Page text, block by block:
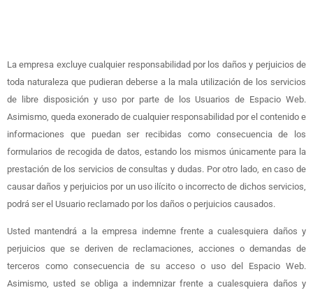
La empresa excluye cualquier responsabilidad por los daños y perjuicios de
toda naturaleza que pudieran deberse a la mala utilización de los servicios
de libre disposición y uso por parte de los Usuarios de Espacio Web.
Asimismo, queda exonerado de cualquier responsabilidad por el contenido e
informaciones que puedan ser recibidas como consecuencia de los
formularios de recogida de datos, estando los mismos únicamente para la
prestación de los servicios de consultas y dudas. Por otro lado, en caso de
causar daños y perjuicios por un uso ilícito o incorrecto de dichos servicios,
podrá ser el Usuario reclamado por los daños o perjuicios causados.
Usted mantendrá a la empresa indemne frente a cualesquiera daños y
perjuicios que se deriven de reclamaciones, acciones o demandas de
terceros como consecuencia de su acceso o uso del Espacio Web.
Asimismo, usted se obliga a indemnizar frente a cualesquiera daños y